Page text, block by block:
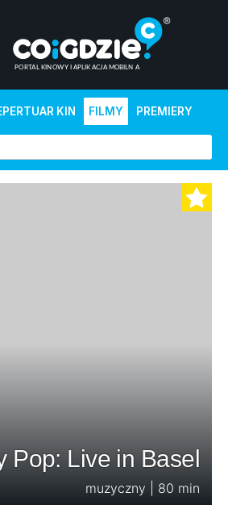
KIN FILMY PREMIERY
Pop: Live in Basel
muzyczny | 80 min